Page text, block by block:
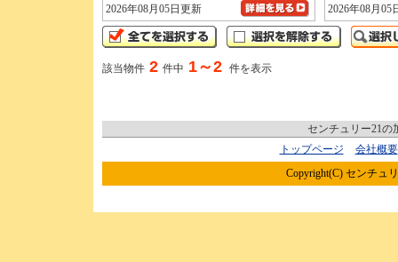
2026年08月05日更新
2026年08月05
該当物件 2 件中 1～2 件を表示
センチュリー21の
トップページ
会社概要
Copyright(C) センチュ